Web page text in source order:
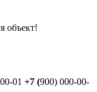
объект!
01 +7 (900) 000-00-